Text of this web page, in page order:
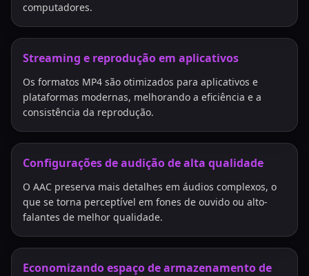
computadores.
Streaming e reprodução em aplicativos
Os formatos MP4 são otimizados para aplicativos e
plataformas modernas, melhorando a eficiência e a
consistência da reprodução.
Configurações de audição de alta qualidade
O AAC preserva mais detalhes em áudios complexos, o
que se torna perceptível em fones de ouvido ou alto-
falantes de melhor qualidade.
Economizando espaço de armazenamento de